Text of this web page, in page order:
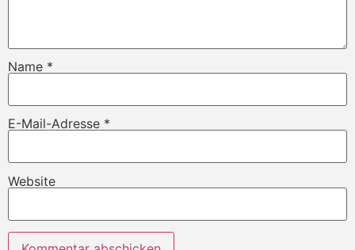
Name *
E-Mail-Adresse *
Website